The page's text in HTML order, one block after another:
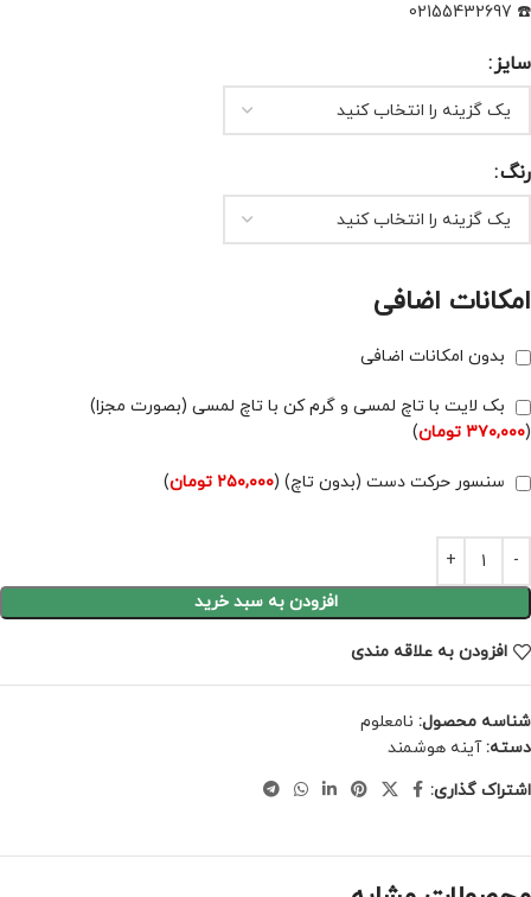
☎️ 02155432697
سایز
رنگ
امکانات اضافی
بدون امکانات اضافی
بک لایت با تاچ لمسی و گرم کن با تاچ لمسی (بصورت مجزا)
(۳۷۰,۰۰۰ تومان)
سنسور حرکت دست (بدون تاچ) (۲۵۰,۰۰۰ تومان)
افزودن به سبد خرید
افزودن به علاقه مندی
شناسه محصول: نامعلوم
دسته: آینه هوشمند
اشتراک گذاری: